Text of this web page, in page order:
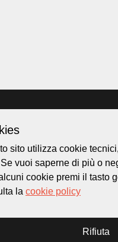
Storie
sito utilizza cookie
vuoi saperne di più o
cookie premi il tasto
la cookie policy
Rifiuta